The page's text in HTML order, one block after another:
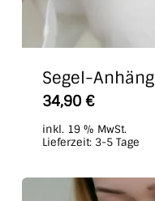
Segel-
34,90 €
inkl. 19 % MwSt.
Lieferzeit: 3-5 Tage